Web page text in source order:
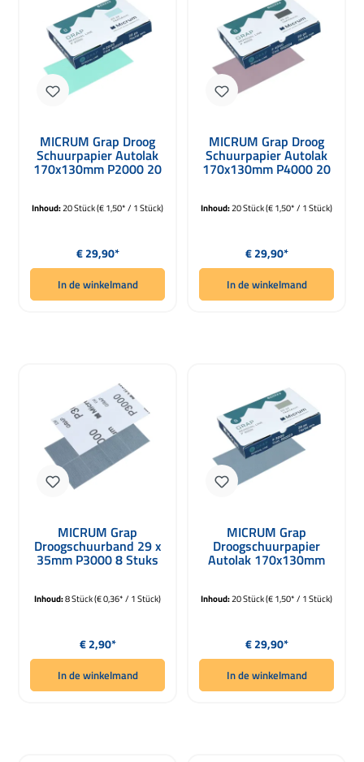
MICRUM Grap Droog
Schuurpapier Autolak
170x130mm P2000 20
Inhoud:20 Stück(€ 1,50* / 1 Stück)
Normale prijs:
€ 29,90*
In de winkelmand
MICRUM Grap Droog
Schuurpapier Autolak
170x130mm P4000 20
Inhoud:20 Stück(€ 1,50* / 1 Stück)
Normale prijs:
€ 29,90*
In de winkelmand
MICRUM Grap
Droogschuurband 29 x
35mm P3000 8 Stuks
Inhoud:8 Stück(€ 0,36* / 1 Stück)
Normale prijs:
€ 2,90*
In de winkelmand
MICRUM Grap
Droogschuurpapier
Autolak 170x130mm
Inhoud:20 Stück(€ 1,50* / 1 Stück)
Normale prijs:
€ 29,90*
In de winkelmand